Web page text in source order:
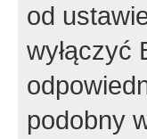
od
wyłączyć
podobny